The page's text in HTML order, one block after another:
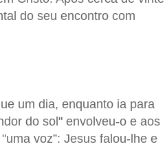
do seu encontro com
um dia, enquanto ia para
do sol" envolveu-o e aos
voz”: Jesus falou-lhe e